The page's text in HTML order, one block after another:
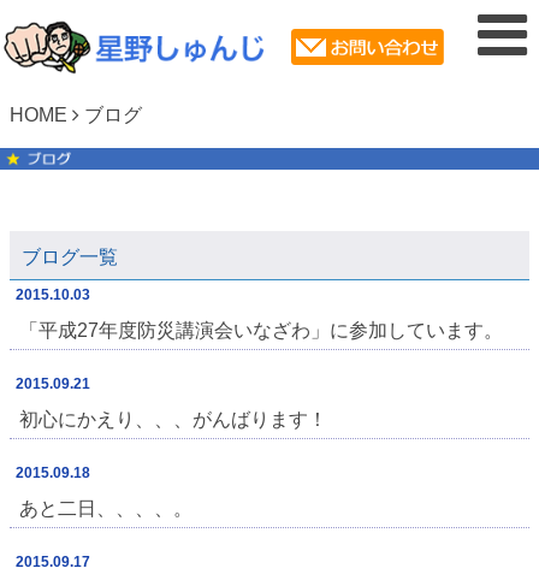
HOME ブログ
ブログ一覧
2015.10.03
「平成27年度防災講演会いなざわ」に参加しています。
2015.09.21
初心にかえり、、、がんばります！
2015.09.18
あと二日、、、、。
2015.09.17